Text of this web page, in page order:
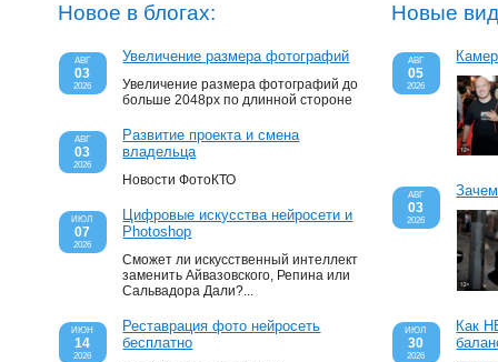
Новое в блогах:
АВГ
03
2026
Увеличение размера фотографий
Увеличение размера фотографий до
больше 2048px по длинной стороне
АВГ
03
2026
Развитие проекта и смена
владельца
Новости ФотоКТО
ИЮЛ
07
2026
Цифровые искусства нейросети и
Photoshop
Сможет ли искусственный интеллект
заменить Айвазовского, Репина или
Сальвадора Дали?...
ИЮН
14
2026
Реставрация фото нейросеть
бесплатно
Новые
АВГ
05
2026
АВГ
03
2026
ИЮЛ
30
2026
Как